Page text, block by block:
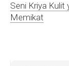
Seni Kriya Kulit
Memikat